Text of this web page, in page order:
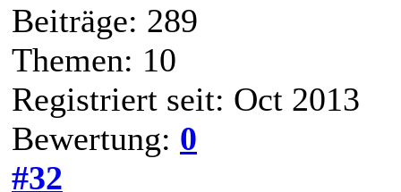
Beiträge: 289
Themen: 10
Registriert seit: Oct 2013
Bewertung: 0
#32